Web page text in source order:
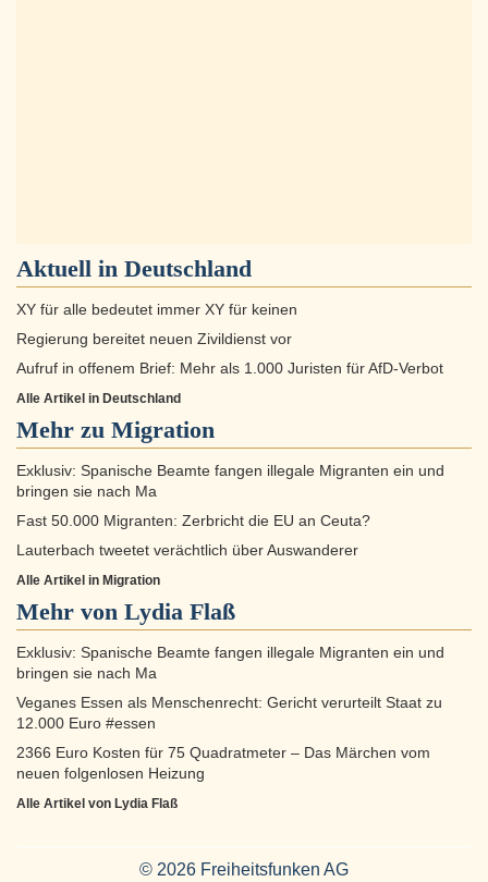
Aktuell in Deutschland
XY für alle bedeutet immer XY für keinen
Regierung bereitet neuen Zivildienst vor
Aufruf in offenem Brief: Mehr als 1.000 Juristen für AfD-Verbot
Alle Artikel in Deutschland
Mehr zu Migration
Exklusiv: Spanische Beamte fangen illegale Migranten ein und
bringen sie nach Ma
Fast 50.000 Migranten: Zerbricht die EU an Ceuta?
Lauterbach tweetet verächtlich über Auswanderer
Alle Artikel in Migration
Mehr von Lydia Flaß
Exklusiv: Spanische Beamte fangen illegale Migranten ein und
bringen sie nach Ma
Veganes Essen als Menschenrecht: Gericht verurteilt Staat zu
12.000 Euro #essen
2366 Euro Kosten für 75 Quadratmeter – Das Märchen vom
neuen folgenlosen Heizung
Alle Artikel von Lydia Flaß
© 2026 Freiheitsfunken AG